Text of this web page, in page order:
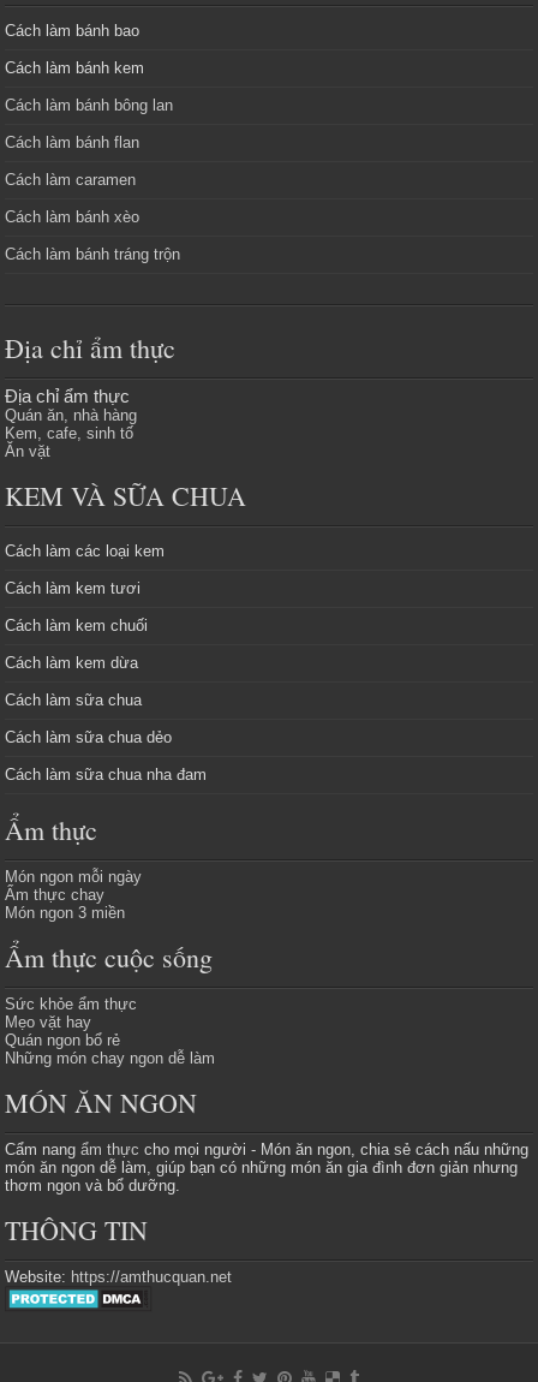
Cách làm bánh bao
Cách làm bánh kem
Cách làm bánh bông lan
Cách làm bánh flan
Cách làm caramen
Cách làm bánh xèo
Cách làm bánh tráng trộn
Địa chỉ ẩm thực
Địa chỉ ẩm thực
Quán ăn, nhà hàng
Kem, cafe, sinh tố
Ăn vặt
KEM VÀ SỮA CHUA
Cách làm các loại kem
Cách làm kem tươi
Cách làm kem chuối
Cách làm kem dừa
Cách làm sữa chua
Cách làm sữa chua dẻo
Cách làm sữa chua nha đam
Ẩm thực
Món ngon mỗi ngày
Ẩm thực chay
Món ngon 3 miền
Ẩm thực cuộc sống
Sức khỏe ẩm thực
Mẹo vặt hay
Quán ngon bổ rẻ
Những món chay ngon dễ làm
MÓN ĂN NGON
Cẩm nangẩm thực cho mọi người - Món ăn ngon, chia sẻ cách nấu những
món ăn ngon dễ làm, giúp bạn có những món ăn gia đình đơn giản nhưng
thơm ngon và bổ dưỡng.
THÔNG TIN
Website: https://amthucquan.net